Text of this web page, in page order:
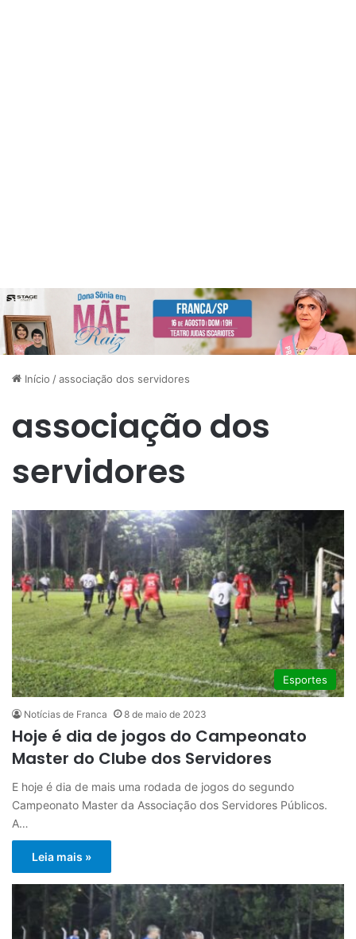
Início /associação dos servidores
associação dos
servidores
Esportes
Notícias de Franca 8 de maio de 2023
Hoje é dia de jogos do Campeonato
Master do Clube dos Servidores
E hoje é dia de mais uma rodada de jogos do segundo
Campeonato Master da Associação dos Servidores Públicos.
A…
Leia mais »